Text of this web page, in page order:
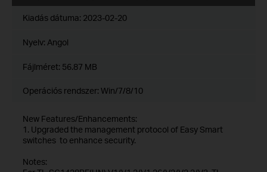
Kiadás dátuma: 2023-02-20
Nyelv: Angol
Fájlméret: 56.87 MB
Operációs rendszer: Win/7/8/10
New Features/Enhancements:
1. Upgraded the management protocol of Easy Smart
switches to enhance security.
Notes: